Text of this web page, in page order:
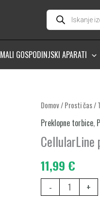
Products
search
MALI GOSPODINJSKI APARATI
Domov/Prosti čas/
Preklopne torbice,
CellularLine
11,99 €
-
CellularLine
preklopna
BOOK,
Galaxy
A02s/
A03s,
+